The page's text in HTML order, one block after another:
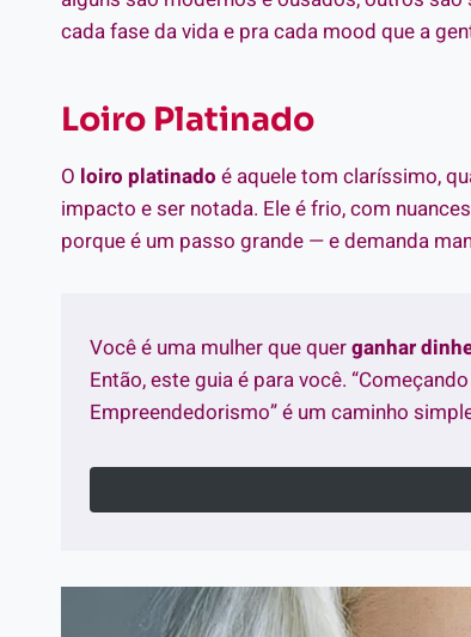
cada fase da vida e pra cada mood que a
Loiro Platinado
O loiro platinado é aquele tom claríssimo,
impacto e ser notada. Ele é frio, com
porque é um passo grande — e demanda
Você é uma mulher que querganhar
Então, este guia é para você.
Empreendedorismo” é um caminho